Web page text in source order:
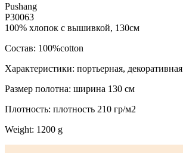
Pushang
P30063
100% хлопок с вышивкой, 130см
Состав: 100%cotton
Характеристики: портьерная, декоративная
Размер полотна: ширина 130 см
Плотность: плотность 210 гр/м2
Weight: 1200 g